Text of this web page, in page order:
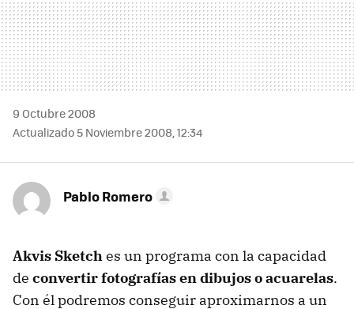
9 Octubre 2008
Actualizado 5 Noviembre 2008, 12:34
Pablo Romero
Akvis Sketches un programa con la capacidad
de convertir fotografías en dibujos o acuarelas.
Con él podremos conseguir aproximarnos a un